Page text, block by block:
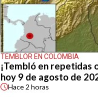
TEMBLOR EN COLOMBIA
¡Tembló en repetidas
hoy 9 de agosto de
Hace2 horas